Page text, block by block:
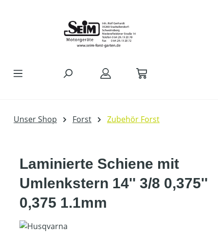
Unser Shop Forst Zubehör Forst
Laminierte Schiene mit
Umlenkstern 14'' 3/8 0,375''
0,375 1.1mm